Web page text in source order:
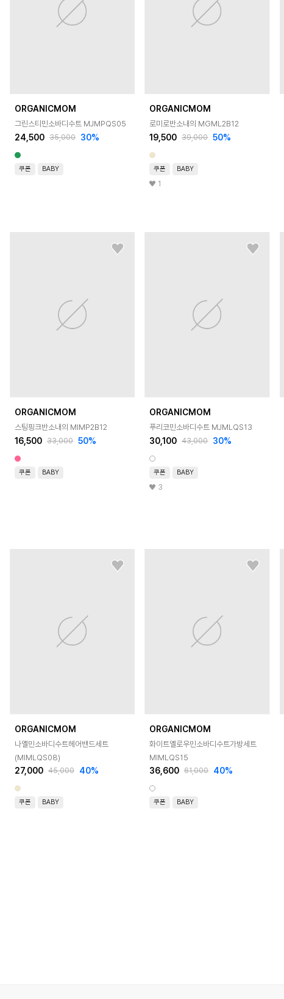
ORGANICMOM
그린스티민소바디수트 MJMPQS05
24,500 35,000 30%
쿠폰 BABY
ORGANICMOM
로미로반소내의 MGML2B12
19,500 39,000 50%
쿠폰 BABY
1
ORGANICMOM
스팅핑크반소내의 MIMP2B12
16,500 33,000 50%
쿠폰 BABY
ORGANICMOM
푸리코민소바디수트 MJMLQS13
30,100 43,000 30%
쿠폰 BABY
3
ORGANICMOM
나옐민소바디수트헤어밴드세트
(MIMLQS08)
27,000 45,000 40%
쿠폰 BABY
ORGANICMOM
화이트옐로우민소바디수트가방세트
MIMLQS15
36,600 61,000 40%
쿠폰 BABY